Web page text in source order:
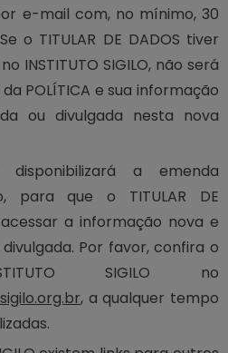
e-mail com, no mínimo, 30
o TITULAR DE DADOS tiver
INSTITUTO SIGILO, não será
POLÍTICA e sua informação
ou divulgada nesta nova
disponibilizará a emenda
para que o TITULAR DE
a informação nova e
Por favor, confira o
SIGILO no
, a qualquer tempo